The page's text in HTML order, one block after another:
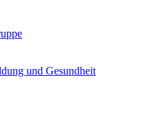
und Gesundheit